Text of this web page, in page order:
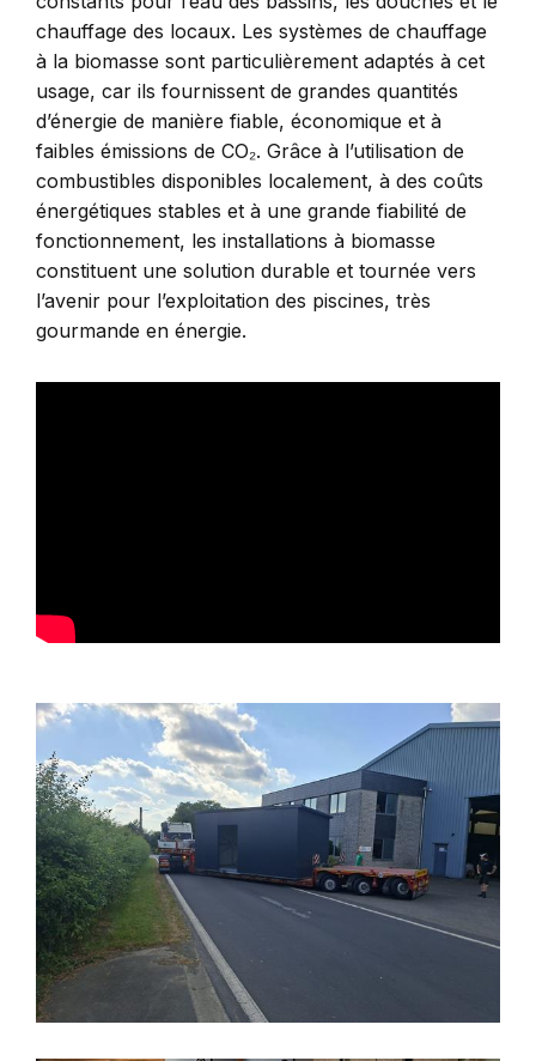
chauffage des locaux. Les systèmes de chauffage
à la biomasse sont particulièrement adaptés à cet
usage, car ils fournissent de grandes quantités
d’énergie de manière fiable, économique et à
faibles émissions de CO₂. Grâce à l’utilisation de
combustibles disponibles localement, à des coûts
énergétiques stables et à une grande fiabilité de
fonctionnement, les installations à biomasse
constituent une solution durable et tournée vers
l’avenir pour l’exploitation des piscines, très
gourmande en énergie.